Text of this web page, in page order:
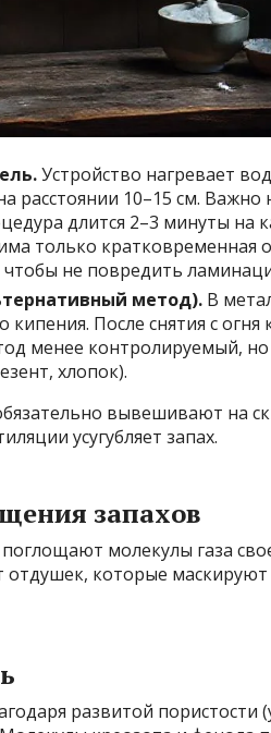
Устройство нагревает
расстоянии 10–15 см. Важно
длится 2–3 минуты на
только кратковременная
чтобы не повредить
метод). В
После снятия с огня
менее контролируемый,
хлопок).
вывешивают на
усугубляет запах.
запахов
молекулы газа
отдушек, которые маскируют
развитой пористости